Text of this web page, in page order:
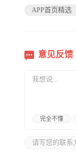
APP首页精选
意见反馈
完全不懂